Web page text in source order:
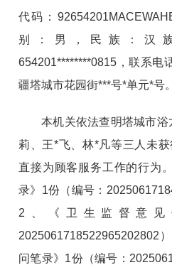
代码：
别：男，民族：汉
654201********0815，联系电
疆塔城市花园街***号*单元*
本机关依法查明塔城市浴
莉、王*飞、林*凡等三人 未
直接为顾客服务工作的行为
录》 1份 （编号：
2、《卫生监督意见
2025061718522965202802
问笔录》 1份（编号：